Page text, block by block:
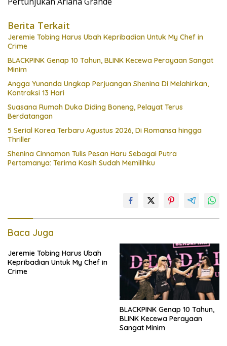
Berita Terkait
Jeremie Tobing Harus Ubah Kepribadian Untuk My Chef in
Crime
BLACKPINK Genap 10 Tahun, BLINK Kecewa Perayaan Sangat
Minim
Angga Yunanda Ungkap Perjuangan Shenina Di Melahirkan,
Kontraksi 13 Hari
Suasana Rumah Duka Diding Boneng, Pelayat Terus
Berdatangan
5 Serial Korea Terbaru Agustus 2026, Di Romansa hingga
Thriller
Shenina Cinnamon Tulis Pesan Haru Sebagai Putra
Pertamanya: Terima Kasih Sudah Memilihku
Baca Juga
Jeremie Tobing Harus Ubah
Kepribadian Untuk My Chef in
Crime
BLACKPINK Genap 10 Tahun,
BLINK Kecewa Perayaan
Sangat Minim